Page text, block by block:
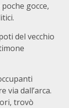
gocce,
del vecchio
via dall’arca.
trovò